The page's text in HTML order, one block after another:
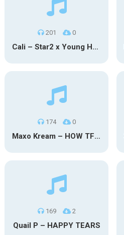
201 0
Cali – Star2 x Young Henny
174 0
Maxo Kream – HOW TF I’M LUCKY
169 2
Quail P – HAPPY TEARS